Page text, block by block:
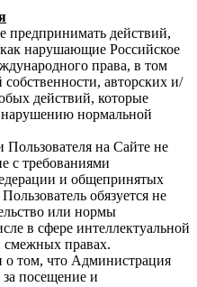
предпринимать действий,
как нарушающие Российское
права, в том
авторских и/
действий, которые
нарушению нормальной
на Сайте не
с требованиями
и общепринятых
обязуется не
или нормы
в сфере интеллектуальной
смежных правах.
о том, что Администрация
за посещение и